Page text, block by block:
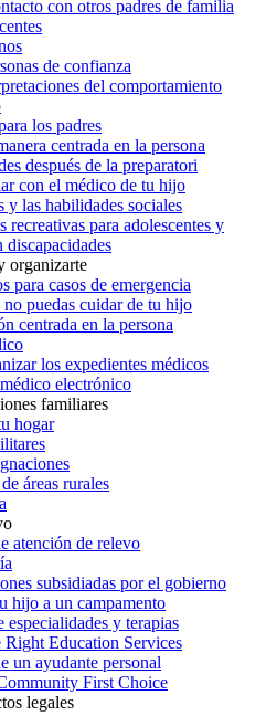
con otros padres de familia
de confianza
del comportamiento
los padres
centrada en la persona
después de la preparatori
con el médico de tu hijo
y las habilidades sociales
recreativas para adolescentes y
discapacidades
organizarte
para casos de emergencia
puedas cuidar de tu hijo
centrada en la persona
los expedientes médicos
electrónico
familiares
hogar
áreas rurales
atención de relevo
subsidiadas por el gobierno
hijo a un campamento
especialidades y terapias
Right Education Services
un ayudante personal
First Choice
legales